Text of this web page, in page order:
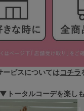
ービスについてはコチラ
▼トータルコーデを楽しも